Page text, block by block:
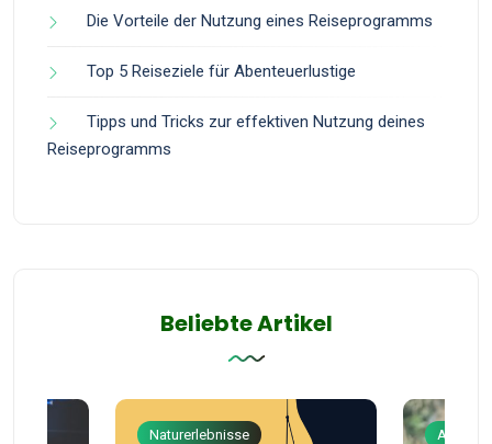
Die Vorteile der Nutzung eines Reiseprogramms
Top 5 Reiseziele für Abenteuerlustige
Tipps und Tricks zur effektiven Nutzung deines
Reiseprogramms
Beliebte Artikel
Naturerlebnisse